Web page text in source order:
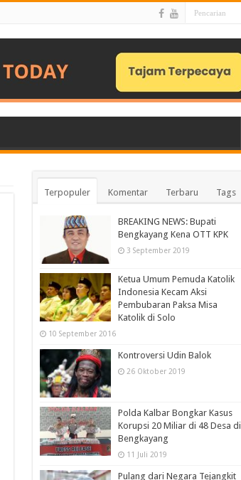
Terpopuler Komentar Terbaru Tags
BREAKING NEWS: Bupati
Bengkayang Kena OTT KPK
3 September 2019
Ketua Umum Pemuda Katolik
Indonesia Kecam Aksi
Pembubaran Paksa Misa
Katolik di Solo
10 September 2016
Kontroversi Udin Balok
26 Oktober 2019
Polda Kalbar Bongkar Kasus
Korupsi 20 Miliar di 48 Desa di
Bengkayang
11 Juli 2019
Pulang dari Negara Tejangkit